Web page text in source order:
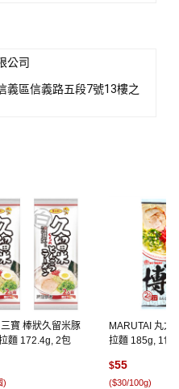
公司
義區信義路五段7號13樓之
寶 棒狀久留米豚
麵 172.4g, 2包
)
MARUTAI 丸太
拉麵 185g, 1包
$55
($30/100g)